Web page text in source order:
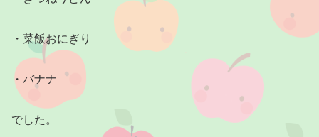
・菜飯おにぎり
・バナナ
でした。